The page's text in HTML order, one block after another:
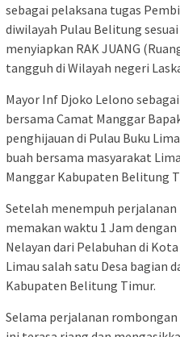
sebagai pelaksana tugas
diwilayah Pulau Belitung
menyiapkan RAK JUANG
tangguh di Wilayah negeri
Mayor Inf Djoko Lelono
bersama Camat Manggar
penghijauan di Pulau Buku
buah bersama masyarakat
Manggar Kabupaten Belitung
Setelah menempuh perjalanan
memakan waktu 1 Jam
Nelayan dari Pelabuhan di
Limau salah satu Desa bagian
Kabupaten Belitung
Selama perjalanan